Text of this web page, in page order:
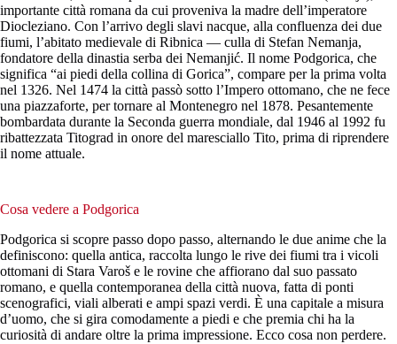
importante città romana da cui proveniva la madre dell’imperatore
Diocleziano. Con l’arrivo degli slavi nacque, alla confluenza dei due
fiumi, l’abitato medievale di Ribnica — culla di Stefan Nemanja,
fondatore della dinastia serba dei Nemanjić. Il nome Podgorica, che
significa “ai piedi della collina di Gorica”, compare per la prima volta
nel 1326. Nel 1474 la città passò sotto l’Impero ottomano, che ne fece
una piazzaforte, per tornare al Montenegro nel 1878. Pesantemente
bombardata durante la Seconda guerra mondiale, dal 1946 al 1992 fu
ribattezzata Titograd in onore del maresciallo Tito, prima di riprendere
il nome attuale.
Cosa vedere a Podgorica
Podgorica si scopre passo dopo passo, alternando le due anime che la
definiscono: quella antica, raccolta lungo le rive dei fiumi tra i vicoli
ottomani di Stara Varoš e le rovine che affiorano dal suo passato
romano, e quella contemporanea della città nuova, fatta di ponti
scenografici, viali alberati e ampi spazi verdi. È una capitale a misura
d’uomo, che si gira comodamente a piedi e che premia chi ha la
curiosità di andare oltre la prima impressione. Ecco cosa non perdere.